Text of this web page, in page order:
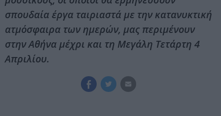
σπουδαία έργα ταιριαστά με την κατανυκτική
ατμόσφαιρα των ημερών, μας περιμένουν
στην Αθήνα μέχρι και τη Μεγάλη Τετάρτη 4
Απριλίου.